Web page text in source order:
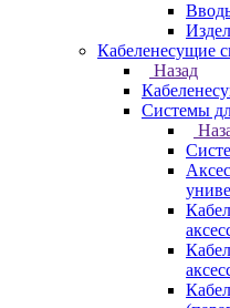
Кабеленесущие
Назад
Системы